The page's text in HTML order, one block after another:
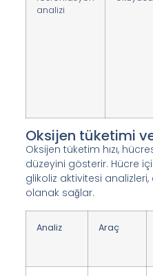
analizi
Oksijen tüketimi
Oksijen tüketim hızı,
düzeyini gösterir. Hücre
glikoliz aktivitesi
olanak sağlar.
Analiz Araç